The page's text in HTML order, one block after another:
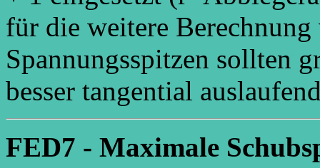
für die weitere
Spannungsspitzen sollten
besser tangential
FED7 - Maximale